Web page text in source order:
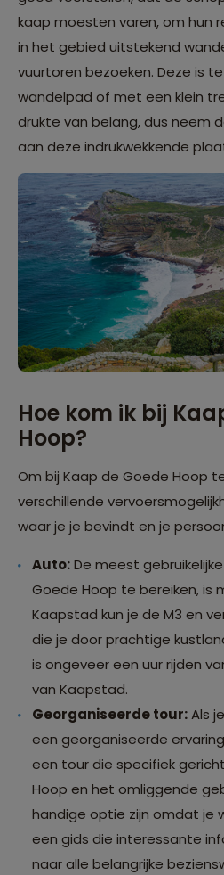
kaap moesten varen, om hun
in het gebied uitstekend
vuurtoren bezoeken. Deze is
wandelpad of met een klein
drukte van belang, dus neem
aan deze indrukwekkende
Hoe kom ik bij
Hoop?
Om bij Kaap de Goede Hoop
verschillende
waar je je bevindt en je
Auto:De meest
Goede Hoop te bereiken, is
Kaapstad kun je de M3 en
die je door prachtige
is ongeveer een uur rijden
van Kaapstad.
Georganiseerde tour:Als
een georganiseerde
een tour die specifiek
Hoop en het omliggende
handige optie zijn omdat je
een gids die interessante
naar alle belangrijke